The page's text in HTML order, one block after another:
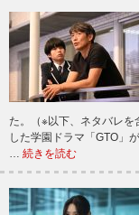
た。（※以下、ネタバレ
した学園ドラマ「GTO」
… 続きを読む